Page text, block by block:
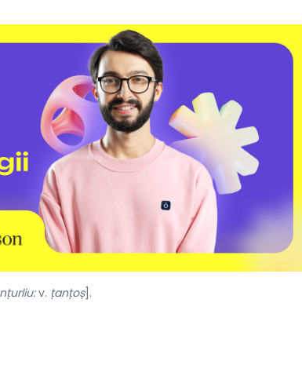
v. țanțoș].